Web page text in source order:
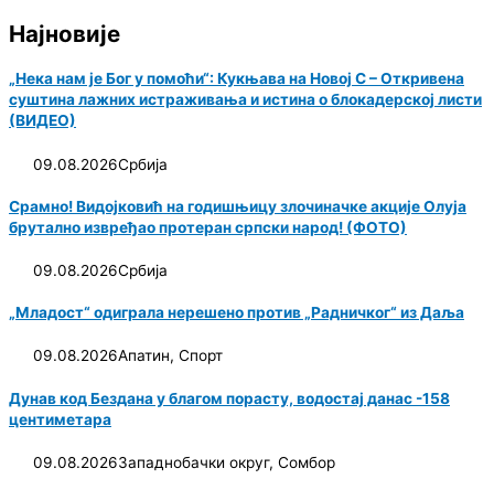
Најновије
„Нека нам је Бог у помоћи“: Кукњава на Новој С – Откривена
суштина лажних истраживања и истина о блокадерској листи
(ВИДЕО)
09.08.2026Србија
Срамно! Видојковић на годишњицу злочиначке акције Олуја
брутално извређао протеран српски народ! (ФОТО)
09.08.2026Србија
„Младост“ одиграла нерешено против „Радничког“ из Даља
09.08.2026Апатин,Спорт
Дунав код Бездана у благом порасту, водостај данас -158
центиметара
09.08.2026Западнобачки округ,Сомбор